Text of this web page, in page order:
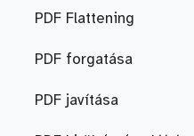
PDF Flattening
PDF forgatása
PDF javítása